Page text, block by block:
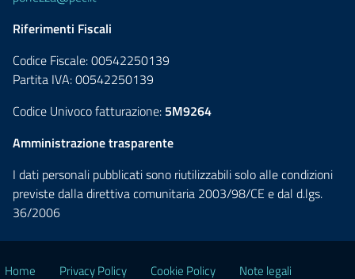
Riferimenti Fiscali
Codice Fiscale: 00542250139
Partita IVA: 00542250139
Codice Univoco fatturazione: 5M9264
Amministrazione trasparente
I dati personali pubblicati sono riutilizzabili solo alle condizioni
previste dalla direttiva comunitaria 2003/98/CE e dal d.lgs.
36/2006
Home Privacy Policy Cookie Policy Note legali